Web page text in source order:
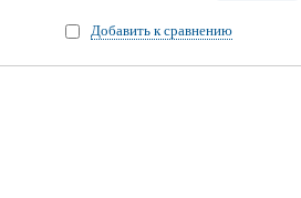
Добавить к сравнению